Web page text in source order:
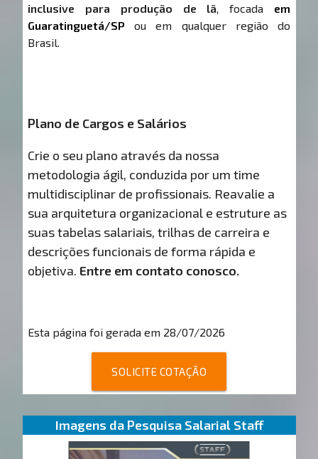
inclusive para produção de lã, focada em
Guaratinguetá/SP ou em qualquer região do
Brasil.
Plano de Cargos e Salários
Crie o seu plano através da nossa
metodologia ágil, conduzida por um time
multidisciplinar de profissionais. Reavalie a
sua arquitetura organizacional e estruture as
suas tabelas salariais, trilhas de carreira e
descrições funcionais de forma rápida e
objetiva. Entre em contato conosco.
Esta página foi gerada em 28/07/2026
SOLICITE COTAÇÃO
Imagens da Pesquisa Salarial Staff